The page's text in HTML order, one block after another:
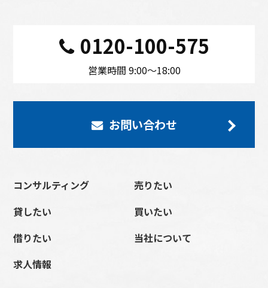
0120-100-575
営業時間 9:00〜18:00
お問い合わせ
コンサルティング
売りたい
貸したい
買いたい
借りたい
当社について
求人情報